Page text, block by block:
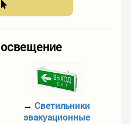
→ Светильники
эвакуационные